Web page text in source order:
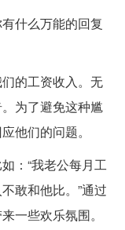
什么万能的回复
的工资收入。无
为了避免这种尴
他们的问题。
：“我老公每月工
敢和他比。”通过
一些欢乐氛围。